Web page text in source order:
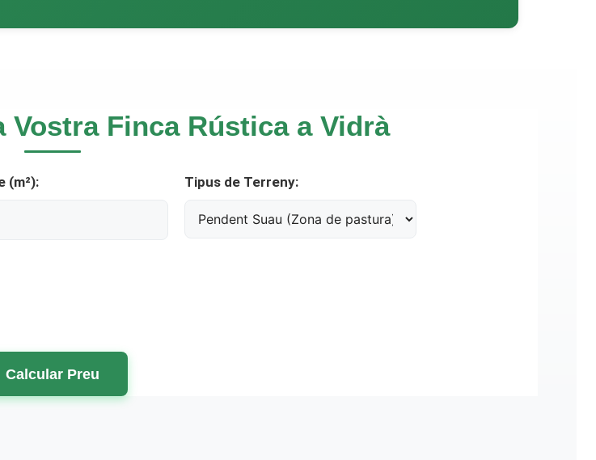
Vostra Finca Rústica a Vidrà
(m²): Tipus de Terreny:
Calcular Preu